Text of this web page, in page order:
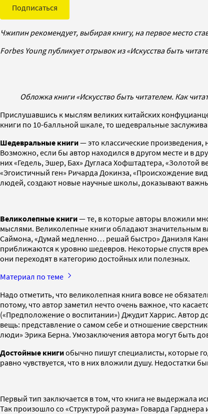
Подписаться
Чжипин рекомендует, выбирая книгу, на первое место
Forbes Young публикует отрывок из «Искусства быть
Обложка книги «Искусство быть читателем. Как
Прислушавшись к мыслям великих китайских
книги по 10-балльной шкале, то шедевральные
Шедевральные книги— это классические
Возможно, если бы автор находился в другом месте и в
них «Гедель, Эшер, Бах» Дугласа Хофштадтера, «Золотой
«Эгоистичный ген» Ричарда Докинза, «Происхождение
людей, создают новые научные школы, доказывают
Великолепные книги— те, в которые авторы вложили
мыслями. Великолепные книги обладают значительным
Саймона, «Думай медленно… решай быстро» Даниэля
приближаются к уровню шедевров. Некоторые спустя
они переходят в категорию достойных или полезных.
Материал по теме
Надо отметить, что великолепная книга вовсе не
потому, что автор заметил нечто очень важное, что
(«Предположение о воспитании») Джудит Харрис. Автор
вещь: представление о самом себе и отношение
люди» Эрика Берна. Умозаключения автора могут быть
Достойные книгиобычно пишут специалисты, которые
равно чувствуется, что в них вложили душу. Недостатки
Первый тип заключается в том, что книга не выдержала
Так произошло со «Структурой разума» Говарда